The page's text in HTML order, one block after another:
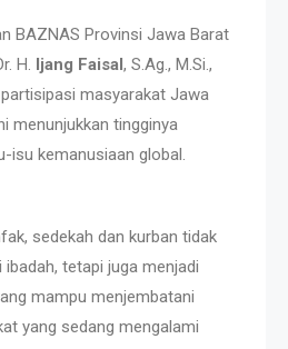
BAZNAS Provinsi Jawa Barat
H. Ijang Faisal, S.Ag., M.Si.,
masyarakat Jawa
menunjukkan tingginya
isu kemanusiaan global.
sedekah dan kurban tidak
tetapi juga menjadi
mampu menjembatani
yang sedang mengalami